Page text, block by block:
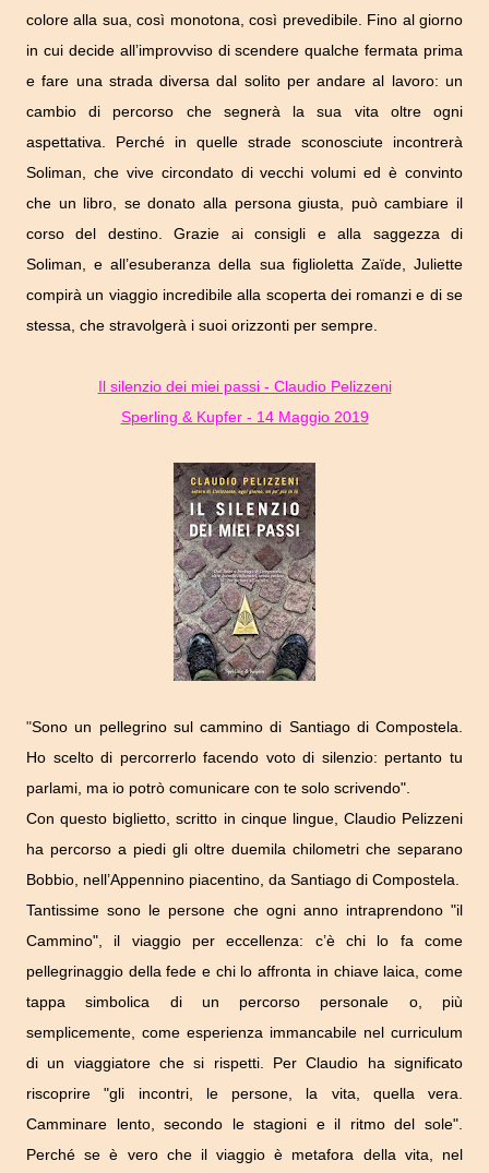
colore alla sua, così monotona, così prevedibile. Fino al giorno
in cui decide all’improvviso di scendere qualche fermata prima
e fare una strada diversa dal solito per andare al lavoro: un
cambio di percorso che segnerà la sua vita oltre ogni
aspettativa. Perché in quelle strade sconosciute incontrerà
Soliman, che vive circondato di vecchi volumi ed è convinto
che un libro, se donato alla persona giusta, può cambiare il
corso del destino. Grazie ai consigli e alla saggezza di
Soliman, e all’esuberanza della sua figlioletta Zaïde, Juliette
compirà un viaggio incredibile alla scoperta dei romanzi e di se
stessa, che stravolgerà i suoi orizzonti per sempre.
Il silenzio dei miei passi - Claudio Pelizzeni
Sperling & Kupfer - 14 Maggio 2019
"Sono un pellegrino sul cammino di Santiago di Compostela.
Ho scelto di percorrerlo facendo voto di silenzio: pertanto tu
parlami, ma io potrò comunicare con te solo scrivendo".
Con questo biglietto, scritto in cinque lingue, Claudio Pelizzeni
ha percorso a piedi gli oltre duemila chilometri che separano
Bobbio, nell’Appennino piacentino, da Santiago di Compostela.
Tantissime sono le persone che ogni anno intraprendono "il
Cammino", il viaggio per eccellenza: c’è chi lo fa come
pellegrinaggio della fede e chi lo affronta in chiave laica, come
tappa simbolica di un percorso personale o, più
semplicemente, come esperienza immancabile nel curriculum
di un viaggiatore che si rispetti. Per Claudio ha significato
riscoprire "gli incontri, le persone, la vita, quella vera.
Camminare lento, secondo le stagioni e il ritmo del sole".
Perché se è vero che il viaggio è metafora della vita, nel